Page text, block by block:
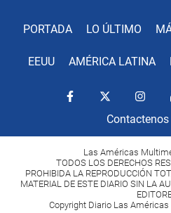
PORTADA LO ÚLTIMO
EEUU AMÉRICA LATINA
Contactenos
Las Américas
TODOS LOS DERECHOS
PROHIBIDA LA REPRODUCCIÓN
MATERIAL DE ESTE DIARIO SIN LA
Copyright Diario Las